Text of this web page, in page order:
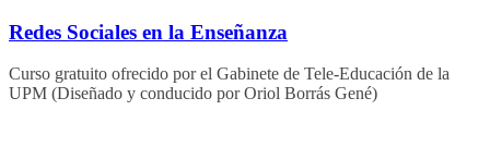
Saltar
contenido
Redes Sociales en la Enseñanza
Curso gratuito ofrecido por el Gabinete de Tele-Educación de la
UPM (Diseñado y conducido por Oriol Borrás Gené)